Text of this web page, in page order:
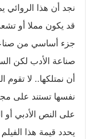
نجد أن هذا الروائي
قد يكون مملا أو
جزء أساسي من
صناعة الأدب لكن
أن نمتلكها.. لا تقوم
نفسها تستند على
على النص الأدبي أو
يحدد قيمة هذا